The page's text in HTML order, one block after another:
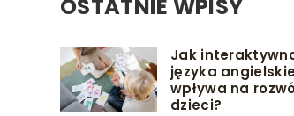
OSTATNIE WPISY
Jak
języka
wpływa na
dzieci?